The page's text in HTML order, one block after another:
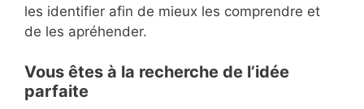
les identifier afin de mieux les comprendre et
de les apréhender.
Vous êtes à la recherche de l’idée
parfaite